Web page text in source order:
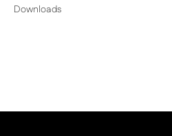
Downloads